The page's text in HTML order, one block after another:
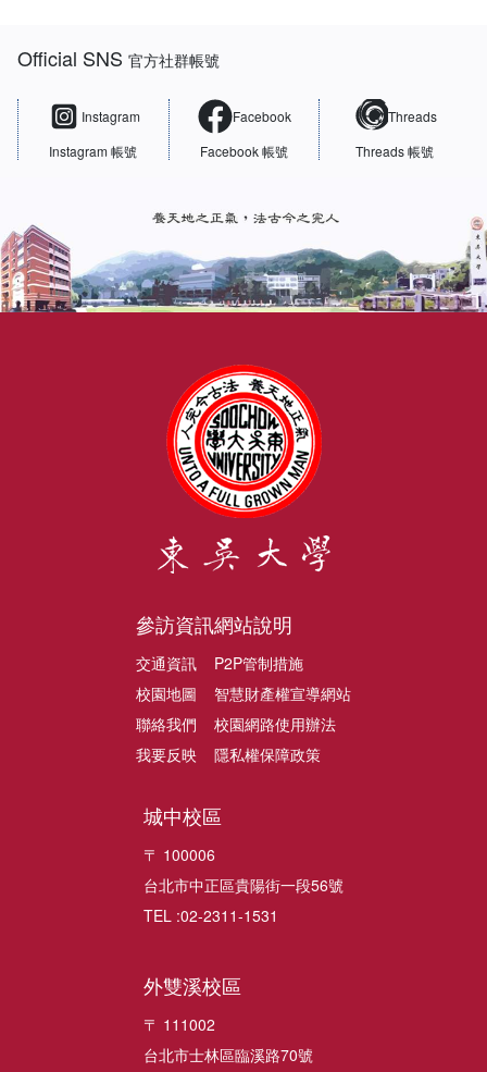
Official SNS官方社群帳號
Instagram
Instagram 帳號
Facebook
Facebook 帳號
Threads
Threads 帳號
參訪資訊
交通資訊
校園地圖
聯絡我們
我要反映
網站說明
P2P管制措施
智慧財產權宣導網站
校園網路使用辦法
隱私權保障政策
城中校區
〒 100006
台北市中正區貴陽街一段56號
TEL :02-2311-1531
外雙溪校區
〒 111002
台北市士林區臨溪路70號